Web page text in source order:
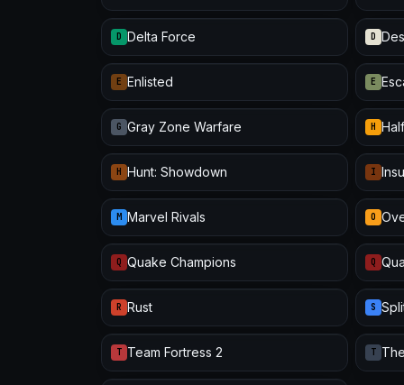
D Delta Force D
E Enlisted E
G Gray Zone Warfare H
H Hunt: Showdown I
M Marvel Rivals O
Q Quake Champions Q
R Rust S
T Team Fortress 2 T